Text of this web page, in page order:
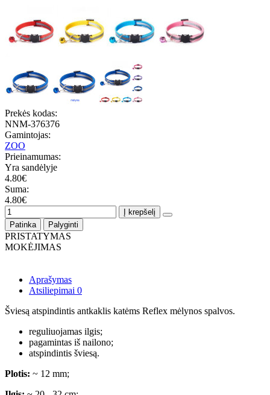
Prekės kodas:
NNM-376376
Gamintojas:
ZOO
Prieinamumas:
Yra sandėlyje
4.80€
Suma:
4.80€
Į krepšelį
Patinka
Palyginti
PRISTATYMAS
MOKĖJIMAS
Aprašymas
Atsiliepimai 0
Šviesą atspindintis antkaklis katėms Reflex mėlynos spalvos.
reguliuojamas ilgis;
pagamintas iš nailono;
atspindintis šviesą.
Plotis: ~ 12 mm;